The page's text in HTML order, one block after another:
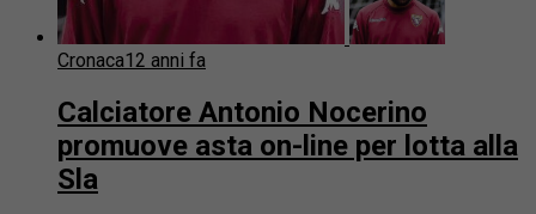
Cronaca12 anni fa
Calciatore Antonio Nocerino
promuove asta on-line per lotta alla
Sla